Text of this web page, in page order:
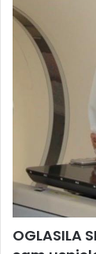
OGLASILA